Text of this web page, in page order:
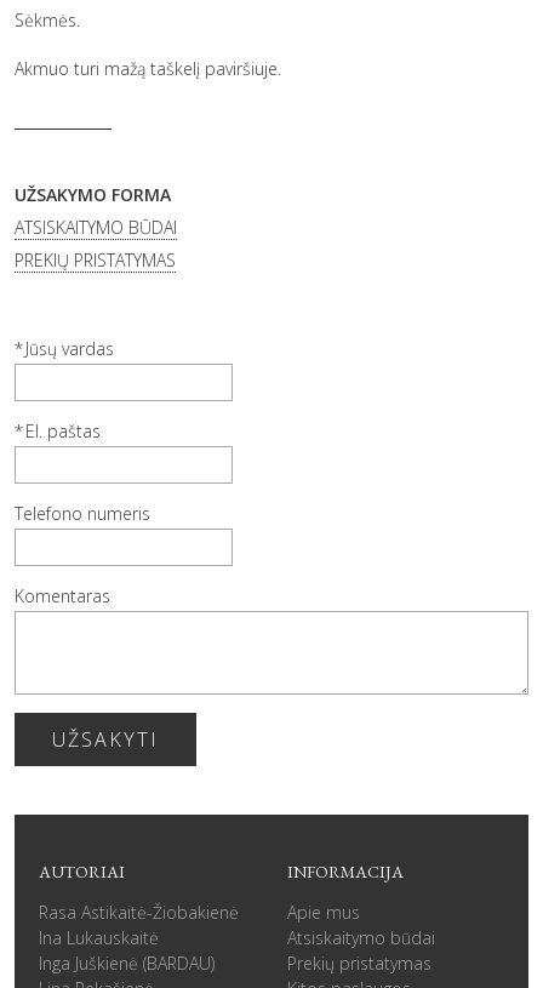
Sėkmės.
Akmuo turi mažą taškelį paviršiuje.
UŽSAKYMO FORMA
ATSISKAITYMO BŪDAI
PREKIŲ PRISTATYMAS
Jūsų vardas
El. paštas
Telefono numeris
Komentaras
UŽSAKYTI
AUTORIAI
Rasa Astikaitė-Žiobakienė
Ina Lukauskaitė
Inga Juškienė (BARDAU)
INFORMACIJA
Apie mus
Atsiskaitymo būdai
Prekių pristatymas